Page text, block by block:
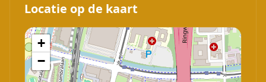
Locatie op de kaart
+
−